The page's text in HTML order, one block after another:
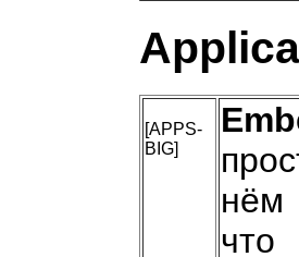
[APPS-
BIG]
нём
что